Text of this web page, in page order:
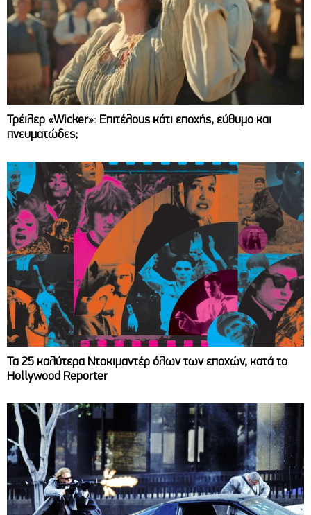
Τρέιλερ «Wicker»: Επιτέλους κάτι εποχής, εύθυμο και
πνευματώδες;
Τα 25 καλύτερα Ντοκιμαντέρ όλων των εποχών, κατά το
Hollywood Reporter